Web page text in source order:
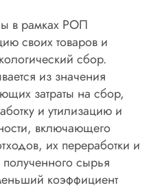
в рамках РОП
своих товаров и
сбор.
из значения
затраты на сбор,
и утилизацию и
включающего
их переработки и
сырья
коэффициент